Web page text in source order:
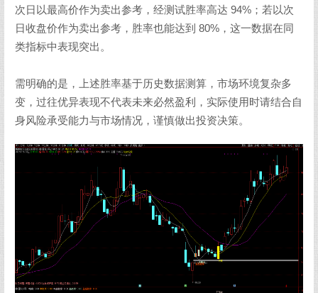
次日以最高价作为卖出参考，经测试胜率高达 94%；若以次
日收盘价作为卖出参考，胜率也能达到 80%，这一数据在同
类指标中表现突出。
需明确的是，上述胜率基于历史数据测算，市场环境复杂多
变，过往优异表现不代表未来必然盈利，实际使用时请结合自
身风险承受能力与市场情况，谨慎做出投资决策。